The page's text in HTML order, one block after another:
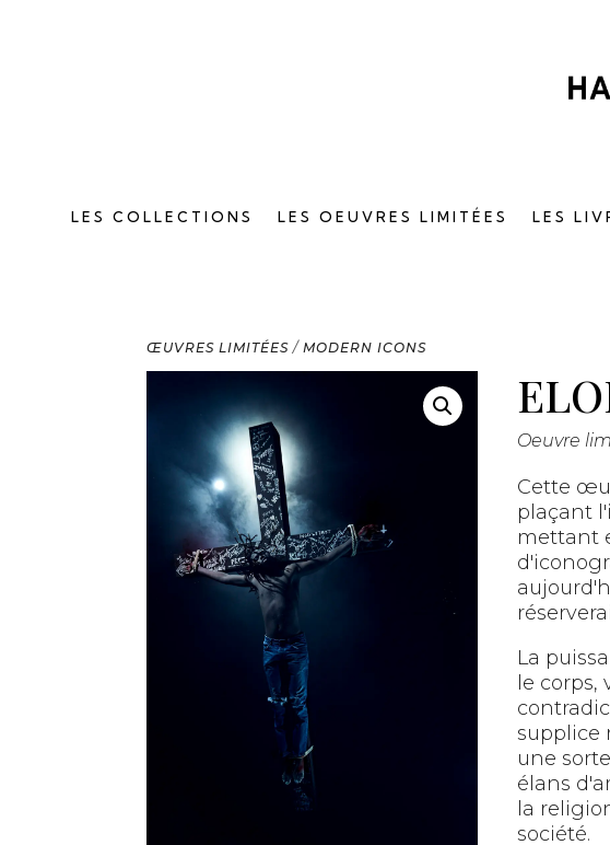
LES COLLECTIONS LES OEUVRES LIMITÉES LES
ŒUVRES LIMITÉES /MODERN ICONS
Oeuvre
Cette
plaçant
mettant
La
le
supplice
une
élans
la
société.